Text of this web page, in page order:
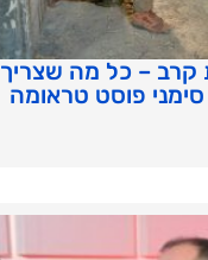
קרב – כל מה שצריך
פוסט טראומה